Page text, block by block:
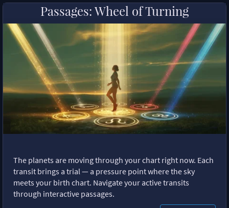
Passages: Wheel of Turning
The planets are moving through your chart right now. Each
transit brings a trial — a pressure point where the sky
meets your birth chart. Navigate your active transits
through interactive passages.